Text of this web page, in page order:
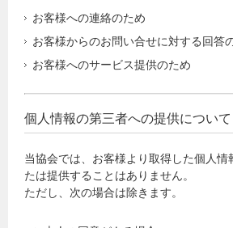
お客様への連絡のため
お客様からのお問い合せに対する回答
お客様へのサービス提供のため
個人情報の第三者への提供について
当協会では、お客様より取得した個人情
たは提供することはありません。
ただし、次の場合は除きます。